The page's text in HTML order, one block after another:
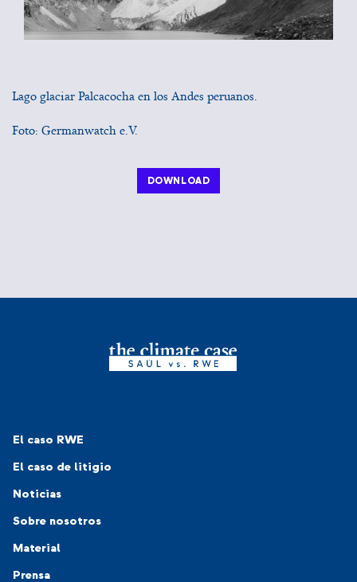
Lago glaciar Palcacocha en los Andes peruanos.
Foto: Germanwatch e.V.
DOWNLOAD
Navigation-Footer 1
El caso RWE
El caso de litigio
Noticias
Navigation-Footer 2
Sobre nosotros
Material
Prensa